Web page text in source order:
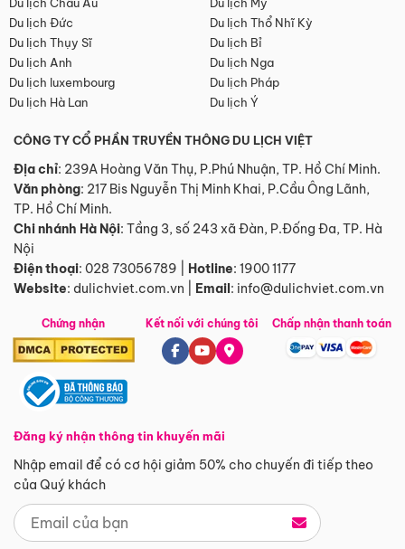
Du lịch Đức
Du lịch Thổ Nhĩ Kỳ
Du lịch Thụy Sĩ
Du lịch Bỉ
Du lịch Anh
Du lịch Nga
Du lịch luxembourg
Du lịch Pháp
Du lịch Hà Lan
Du lịch Ý
CÔNG TY CỔ PHẦN TRUYỀN THÔNG DU LỊCH VIỆT
Địa chỉ: 239A Hoàng Văn Thụ, P.Phú Nhuận, TP. Hồ Chí Minh.
Văn phòng: 217 Bis Nguyễn Thị Minh Khai, P.Cầu Ông Lãnh,
TP. Hồ Chí Minh.
Chi nhánh Hà Nội: Tầng 3, số 243 xã Đàn, P.Đống Đa, TP. Hà
Nội
Điện thoại: 028 73056789 Hotline: 1900 1177
Website: dulichviet.com.vn Email: info@dulichviet.com.vn
Chứng nhận
Đăng ký nhận thông tin khuyến mãi
Nhập email để có cơ hội giảm 50% cho chuyến đi tiếp theo
của Quý khách
Kết nối với chúng tôi Chấp nhận thanh toán